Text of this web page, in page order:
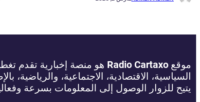
موقع Radio Cartaxo هو منصة إخبارية تقدم
السياسية، الاقتصادية، الاجتماعية، والرياضية،
يتيح للزوار الوصول إلى المعلومات بسرعة